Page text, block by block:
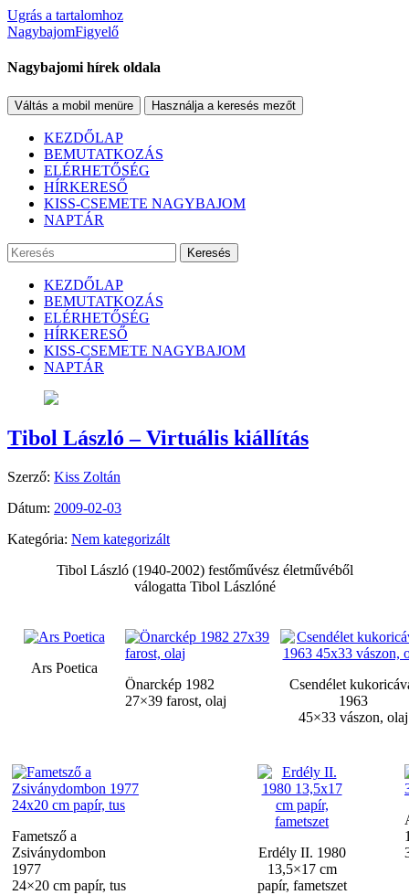
Ugrás a tartalomhoz
NagybajomFigyelő
Nagybajomi hírek oldala
Váltás a mobil menüre Használja a keresés mezőt
KEZDŐLAP
BEMUTATKOZÁS
ELÉRHETŐSÉG
HÍRKERESŐ
KISS-CSEMETE NAGYBAJOM
NAPTÁR
Keresés
KEZDŐLAP
BEMUTATKOZÁS
ELÉRHETŐSÉG
HÍRKERESŐ
KISS-CSEMETE NAGYBAJOM
NAPTÁR
Tibol László – Virtuális kiállítás
Szerző: Kiss Zoltán
Dátum: 2009-02-03
Kategória: Nem kategorizált
Tibol László (1940-2002) festőművész életművéből
válogatta Tibol Lászlóné
Ars Poetica
Önarckép 1982
27×39 farost, olaj
Csendélet
1963
45×33 vászon, olaj
Fametsző a
Zsiványdombon
1977
24×20 cm papír, tus
Erdély II. 1980
13,5×17 cm
papír, fametszet